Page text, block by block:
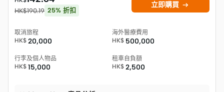
HK$190.19 25% 折扣
立即購買 
取消旅程
HK$ 20,000
海外醫療費用
HK$ 500,000
行李及個人物品
HK$ 15,000
租車自負額
HK$ 2,500